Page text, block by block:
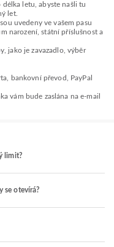
letu, abyste našli tu
let.
uvedeny ve vašem pasu
narození, státní příslušnost a
jako je zavazadlo, výběr
bankovní převod, PayPal
vám bude zaslána na e-mail
limit?
se otevírá?